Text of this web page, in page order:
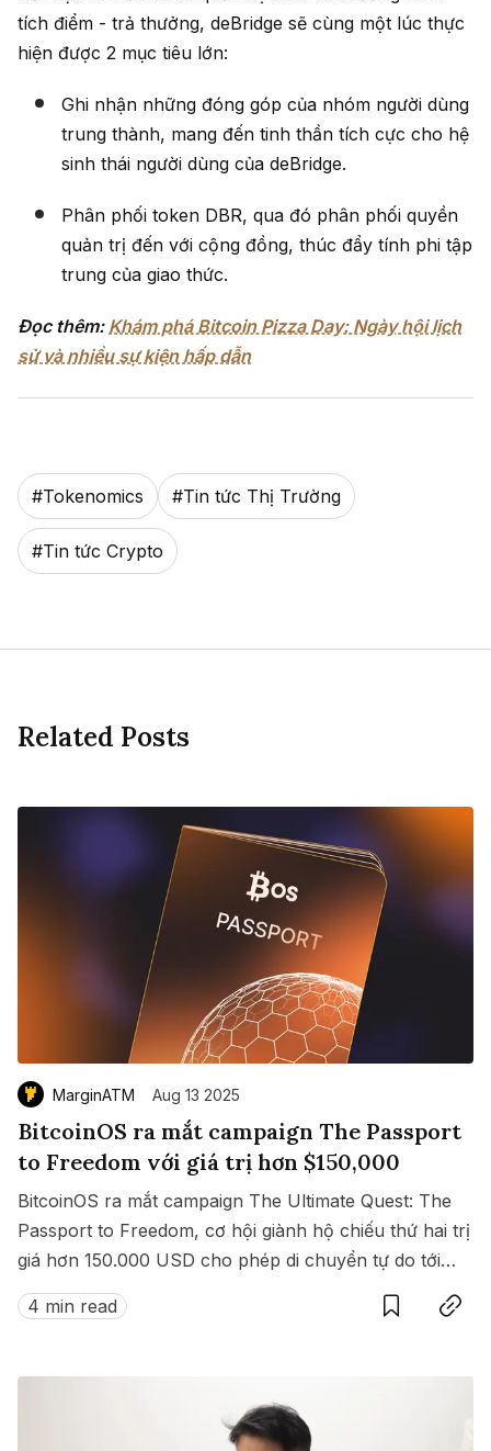
tích điểm - trả thưởng, deBridge sẽ cùng một lúc thực
hiện được 2 mục tiêu lớn:
Ghi nhận những đóng góp của nhóm người dùng
trung thành, mang đến tinh thần tích cực cho hệ
sinh thái người dùng của deBridge.
Phân phối token DBR, qua đó phân phối quyền
quản trị đến với cộng đồng, thúc đẩy tính phi tập
trung của giao thức.
Đọc thêm: Khám phá Bitcoin Pizza Day: Ngày hội lịch
sử và nhiều sự kiện hấp dẫn
#Tokenomics #Tin tức Thị Trường
#Tin tức Crypto
Related Posts
MarginATM Aug 13 2025
BitcoinOS ra mắt campaign The Passport
to Freedom với giá trị hơn $150,000
BitcoinOS ra mắt campaign The Ultimate Quest: The
Passport to Freedom, cơ hội giành hộ chiếu thứ hai trị
giá hơn 150.000 USD cho phép di chuyển tự do tới
hàng loạt quốc gia không cần visa.
4 min read
SaveCopy link